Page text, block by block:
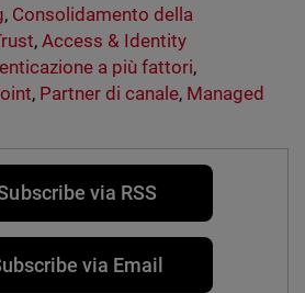
, Consolidamento della
, Access & Identity
a più fattori,
, Partner di canale, Managed
via RSS
via Email